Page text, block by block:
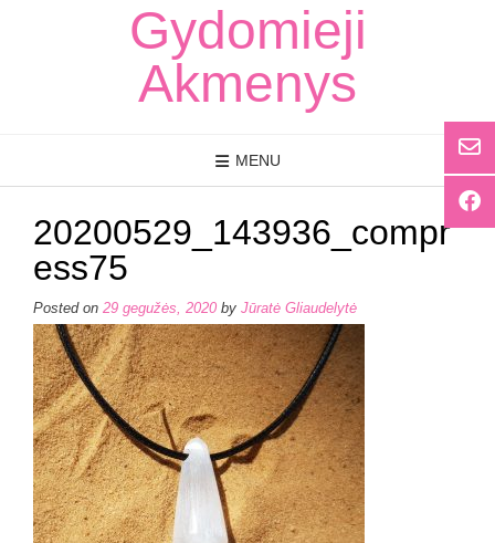
Gydomieji
Akmenys
MENU
20200529_143936_compr
ess75
Posted on 29 gegužės, 2020 by Jūratė Gliaudelytė